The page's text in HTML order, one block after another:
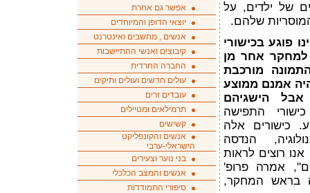
של ילדים, על
שלהם.
פוגע בכישורי
למחקר אחר מן
מורכבת
אמנם ממוצע
הישגיהם
התפישה
כישורים אלה
הנדסה
רוצים לראות
אמרה פרופ'
בראש המחקר,
אפשר גם אחרת
יוצאי הדופן והמיוחדים
אנשים , מחשבים ואינטרנט
קיבוצים ואנשי ההתיישבות
החברה החרדית
עולים חדשים ועולים ותיקים
עובדים זרים
תרמילאים ומטיילים
קשישים
אנשים והקונפליקט
הישראלי-ערבי
בני נוער וצעירים
אנשים והמצב הכלכלי
סיפורי התמודדות